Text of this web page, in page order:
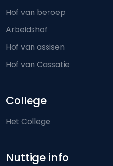
Hof van beroep
Arbeidshof
Hof van assisen
Hof van Cassatie
College
Het College
Nuttige info